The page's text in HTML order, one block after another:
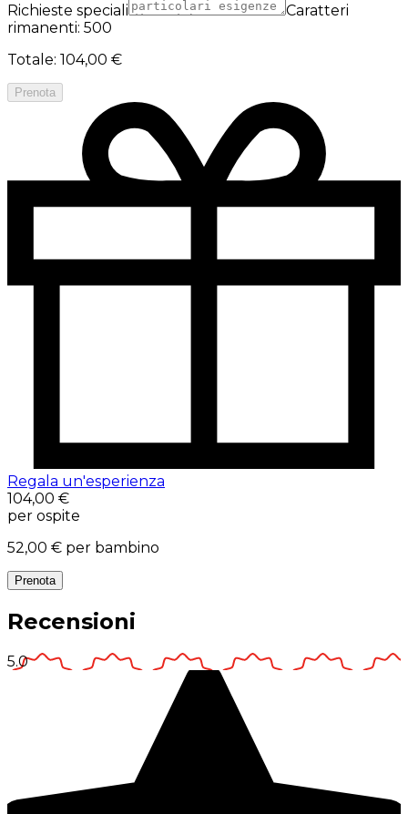
Richieste speciali
Caratteri
rimanenti: 500
Totale: 104,00 €
Prenota
Regala un'esperienza
104,00 €
per ospite
52,00 € per bambino
Prenota
Recensioni
5.0